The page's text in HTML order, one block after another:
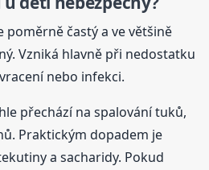
poměrně častý a ve většině
Vzniká hlavně při nedostatku
nebo infekci.
přechází na spalování tuků,
Praktickým dopadem je
a sacharidy. Pokud